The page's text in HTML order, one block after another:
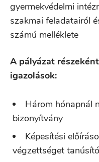
gyermekvédelmi
szakmai feladatairól
számú melléklete
A pályázat
igazolások:
Három hónapnál
bizonyítvány
Képesítési
végzettséget